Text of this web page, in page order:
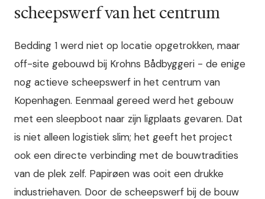
scheepswerf van het centrum
Bedding 1 werd niet op locatie opgetrokken, maar
off-site gebouwd bij Krohns Bådbyggeri - de enige
nog actieve scheepswerf in het centrum van
Kopenhagen. Eenmaal gereed werd het gebouw
met een sleepboot naar zijn ligplaats gevaren. Dat
is niet alleen logistiek slim; het geeft het project
ook een directe verbinding met de bouwtradities
van de plek zelf. Papirøen was ooit een drukke
industriehaven. Door de scheepswerf bij de bouw